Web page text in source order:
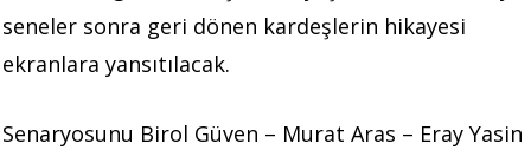
seneler sonra geri dönen kardeşlerin hikayesi
ekranlara yansıtılacak.
Senaryosunu Birol Güven – Murat Aras – Eray Yasin